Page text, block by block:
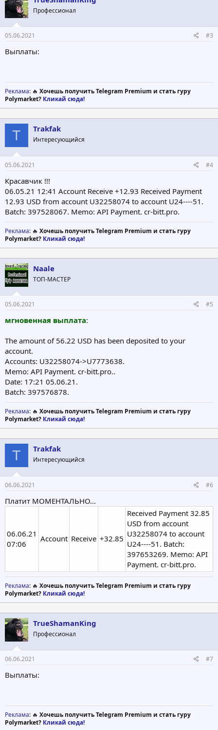
Профессионал
05.06.2021 #3
Выплаты:
Реклама: 🔥 Хочешь получить Telegram Premium и стать гуру
Polymarket? Кликай сюда!
T Trakfak
Интересующийся
05.06.2021 #4
Красавчик !!!
06.05.21 12:41 Account Receive +12.93 Received Payment
12.93 USD from account U32258074 to account U24----51.
Batch: 397528067. Memo: API Payment. cr-bitt.pro.
Реклама: 🔥 Хочешь получить Telegram Premium и стать гуру
Polymarket? Кликай сюда!
Naale
ТОП-МАСТЕР
05.06.2021 #5
мгновенная выплата:
The amount of 56.22 USD has been deposited to your
account.
Accounts: U32258074->U7773638.
Memo: API Payment. cr-bitt.pro..
Date: 17:21 05.06.21.
Batch: 397576878.
Реклама: 🔥 Хочешь получить Telegram Premium и стать гуру
Polymarket? Кликай сюда!
T Trakfak
Интересующийся
06.06.2021 #6
Платит МОМЕНТАЛЬНО...
06.06.21
07:06
Account Receive +32.85
Received Payment 32.85
USD from account
U32258074 to account
U24----51. Batch:
397653269. Memo: API
Payment. cr-bitt.pro.
Реклама: 🔥 Хочешь получить Telegram Premium и стать гуру
Polymarket? Кликай сюда!
TrueShamanKing
Профессионал
06.06.2021 #7
Выплаты:
Реклама: 🔥 Хочешь получить Telegram Premium и стать гуру
Polymarket? Кликай сюда!